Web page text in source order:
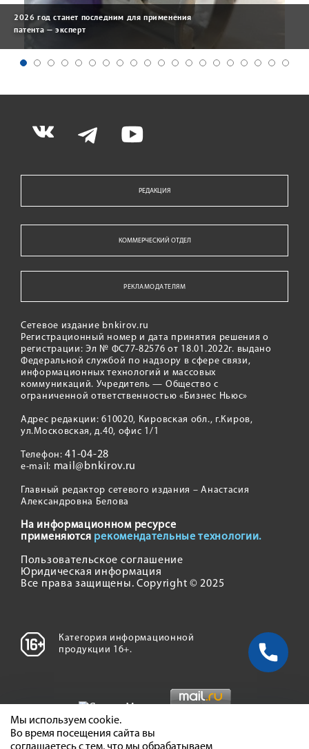
2026 год станет последним для применения
патента — эксперт
РЕДАКЦИЯ
КОММЕРЧЕСКИЙ ОТДЕЛ
РЕКЛАМОДАТЕЛЯМ
Сетевое издание bnkirov.ru
Регистрационный номер и дата принятия решения о
регистрации: Эл № ФС77-82576 от 18.01.2022г. выдано
Федеральной службой по надзору в сфере связи,
информационных технологий и массовых
коммуникаций. Учредитель — Общество с
ограниченной ответственностью «Бизнес Ньюс»
Адрес редакции: 610020, Кировская обл., г.Киров,
ул.Московская, д.40, офис 1/1
Телефон:41-04-28
e-mail: mail@bnkirov.ru
Главный редактор сетевого издания – Анастасия
Александровна Белова
На информационном ресурсе
применяются рекомендательные технологии.
Пользовательское соглашение
Юридическая информация
Все права защищены. Copyright © 2025
Категория информационной
продукции 16+.
Мы используем cookie.
Во время посещения сайта вы